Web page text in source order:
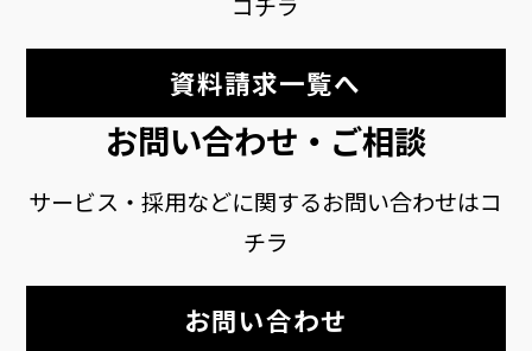
資料請求一覧へ
お問い合わせ・ご相談
サービス・採用などに関するお問い合わせはコ
チラ
お問い合わせ